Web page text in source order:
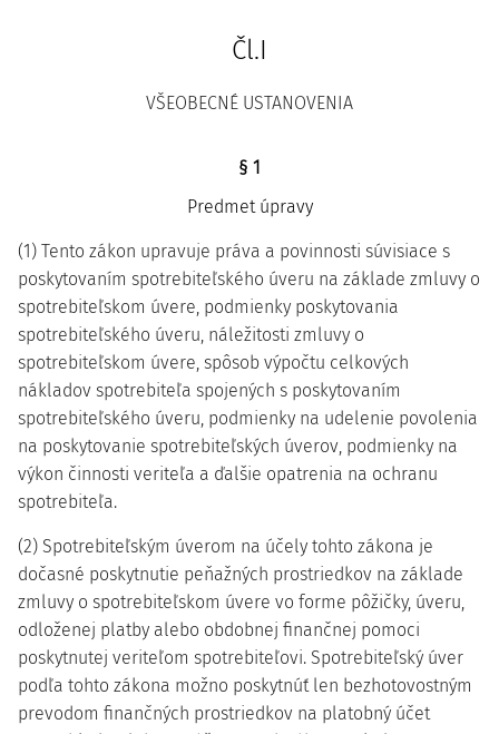
Čl.I
VŠEOBECNÉ USTANOVENIA
§ 1
Predmet úpravy
(1) Tento zákon upravuje práva a povinnosti súvisiace s
poskytovaním spotrebiteľského úveru na základe zmluvy o
spotrebiteľskom úvere, podmienky poskytovania
spotrebiteľského úveru, náležitosti zmluvy o
spotrebiteľskom úvere, spôsob výpočtu celkových
nákladov spotrebiteľa spojených s poskytovaním
spotrebiteľského úveru, podmienky na udelenie povolenia
na poskytovanie spotrebiteľských úverov, podmienky na
výkon činnosti veriteľa a ďalšie opatrenia na ochranu
spotrebiteľa.
(2) Spotrebiteľským úverom na účely tohto zákona je
dočasné poskytnutie peňažných prostriedkov na základe
zmluvy o spotrebiteľskom úvere vo forme pôžičky, úveru,
odloženej platby alebo obdobnej finančnej pomoci
poskytnutej veriteľom spotrebiteľovi. Spotrebiteľský úver
podľa tohto zákona možno poskytnúť len bezhotovostným
prevodom finančných prostriedkov na platobný účet